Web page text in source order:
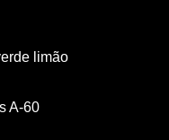
limão
A-60